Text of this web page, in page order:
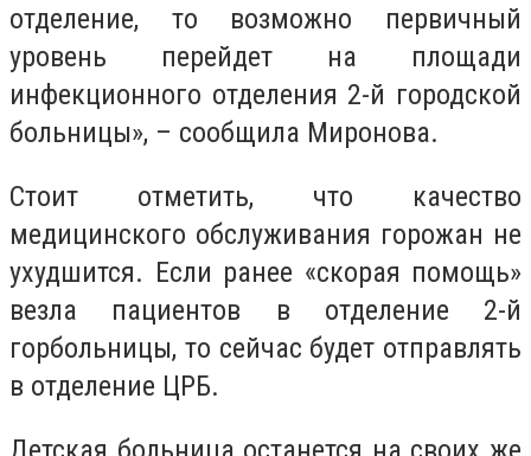
отделение, то возможно первичный
уровень перейдет на площади
инфекционного отделения 2-й городской
больницы», – сообщила Миронова.
Стоит отметить, что качество
медицинского обслуживания горожан не
ухудшится. Если ранее «скорая помощь»
везла пациентов в отделение 2-й
горбольницы, то сейчас будет отправлять
в отделение ЦРБ.